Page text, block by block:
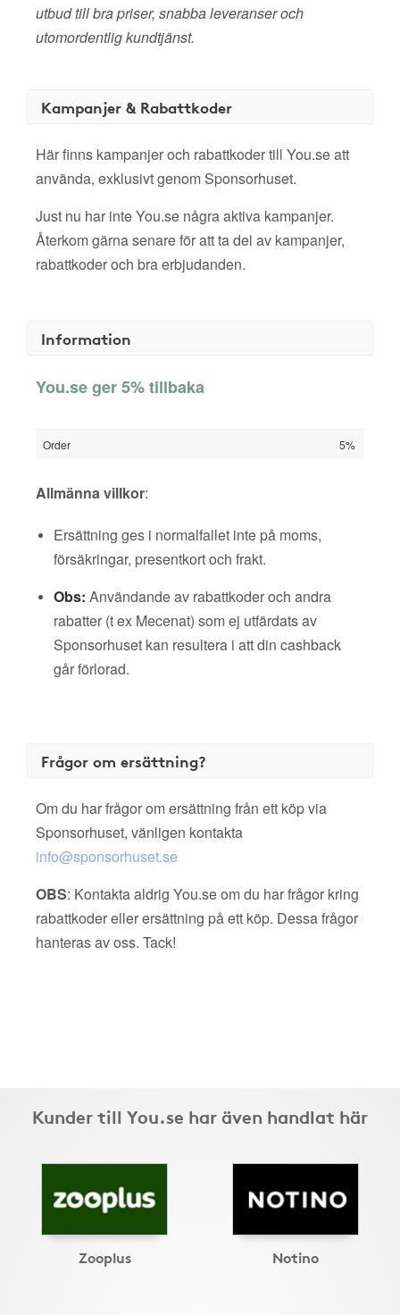
utbud till bra priser, snabba leveranser och
utomordentlig kundtjänst.
Kampanjer & Rabattkoder
Här finns kampanjer och rabattkoder till You.se att
använda, exklusivt genom Sponsorhuset.
Just nu har inte You.se några aktiva kampanjer.
Återkom gärna senare för att ta del av kampanjer,
rabattkoder och bra erbjudanden.
Information
You.se ger 5% tillbaka
Order 5%
Allmänna villkor:
Ersättning ges i normalfallet inte på moms,
försäkringar, presentkort och frakt.
Obs: Användande av rabattkoder och andra
rabatter (t ex Mecenat) som ej utfärdats av
Sponsorhuset kan resultera i att din cashback
går förlorad.
Frågor om ersättning?
Om du har frågor om ersättning från ett köp via
Sponsorhuset, vänligen kontakta
info@sponsorhuset.se
OBS: Kontakta aldrig You.se om du har frågor kring
rabattkoder eller ersättning på ett köp. Dessa frågor
hanteras av oss. Tack!
Kunder till You.se har även handlat här
Zooplus Notino